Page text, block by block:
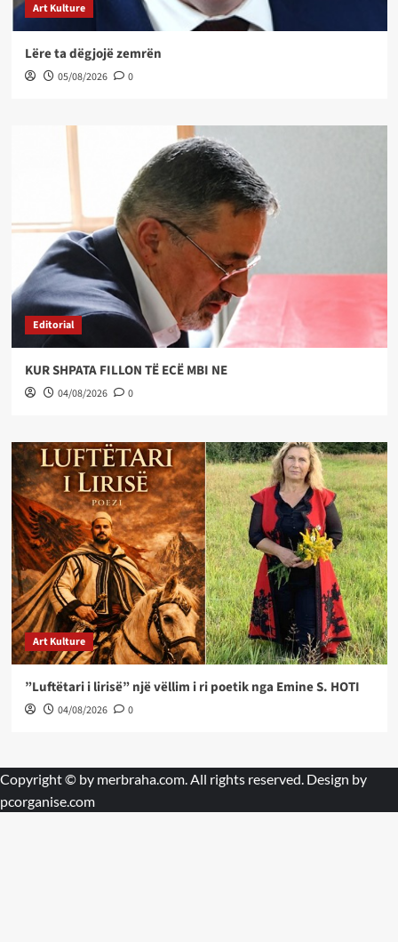
Art Kulture
Lëre ta dëgjojë zemrën
05/08/2026 0
Editorial
KUR SHPATA FILLON TË ECË MBI NE
04/08/2026 0
Art Kulture
”Luftëtari i lirisë” një vëllim i ri poetik nga Emine S. HOTI
04/08/2026 0
Copyright © by merbraha.com. All rights reserved. Design by
pcorganise.com